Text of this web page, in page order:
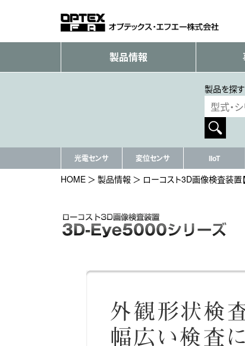
製品情報
製品を探す
光電センサ 変位センサ IIoT
HOME 製品情報 ローコスト3D画像検査装置